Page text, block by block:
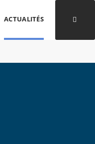
ACTUALITÉS